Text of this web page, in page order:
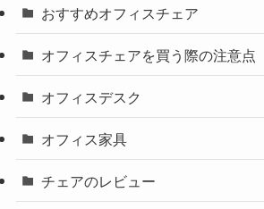
おすすめオフィスチェア
オフィスチェアを買う際の注意点
オフィスデスク
オフィス家具
チェアのレビュー